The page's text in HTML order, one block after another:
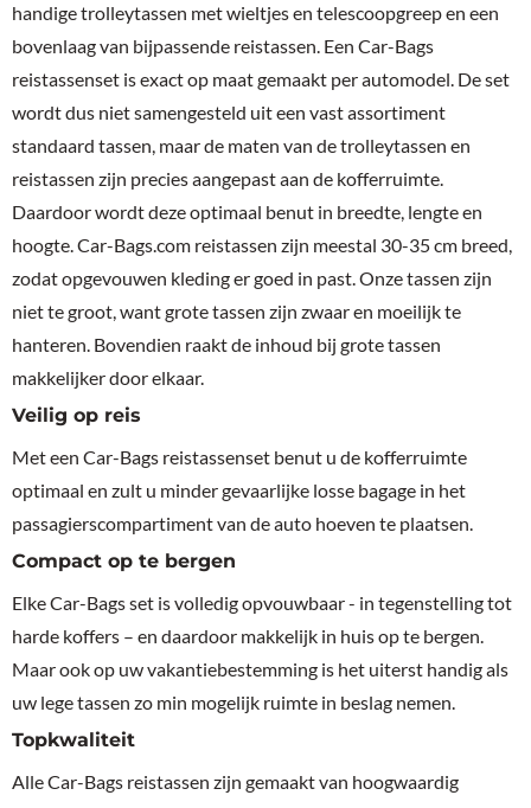
handige trolleytassen met wieltjes en telescoopgreep en een
bovenlaag van bijpassende reistassen. Een Car-Bags
reistassenset is exact op maat gemaakt per automodel. De set
wordt dus niet samengesteld uit een vast assortiment
standaard tassen, maar de maten van de trolleytassen en
reistassen zijn precies aangepast aan de kofferruimte.
Daardoor wordt deze optimaal benut in breedte, lengte en
hoogte. Car-Bags.com reistassen zijn meestal 30-35 cm breed,
zodat opgevouwen kleding er goed in past. Onze tassen zijn
niet te groot, want grote tassen zijn zwaar en moeilijk te
hanteren. Bovendien raakt de inhoud bij grote tassen
makkelijker door elkaar.
Veilig op reis
Met een Car-Bags reistassenset benut u de kofferruimte
optimaal en zult u minder gevaarlijke losse bagage in het
passagierscompartiment van de auto hoeven te plaatsen.
Compact op te bergen
Elke Car-Bags set is volledig opvouwbaar - in tegenstelling tot
harde koffers – en daardoor makkelijk in huis op te bergen.
Maar ook op uw vakantiebestemming is het uiterst handig als
uw lege tassen zo min mogelijk ruimte in beslag nemen.
Topkwaliteit
Alle Car-Bags reistassen zijn gemaakt van hoogwaardig